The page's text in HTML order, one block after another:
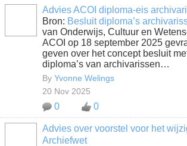
Advies ACOI diploma-eis
Bron: Besluit diploma’s
van Onderwijs, Cultuur en
ACOI op 18 september 2025
geven over het concept besluit
diploma’s van archivarissen…
By Yvonne Welings
20 Nov 2025
0 0
Advies over voorstel voor het
Archiefwet